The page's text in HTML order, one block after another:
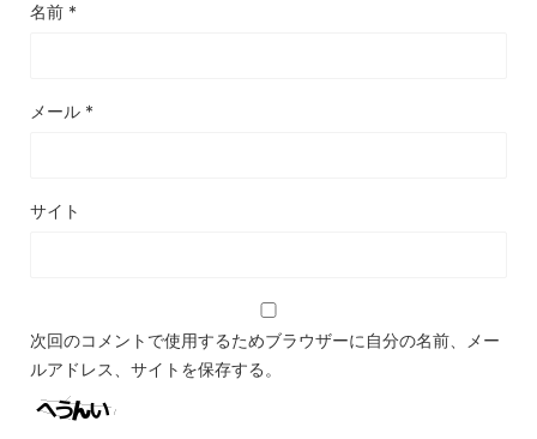
名前 *
メール *
サイト
次回のコメントで使用するためブラウザーに自分の名前、メー
ルアドレス、サイトを保存する。